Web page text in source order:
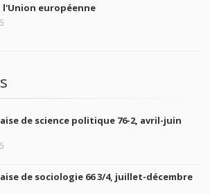
l'Union européenne
de science politique 76-2, avril-juin
de sociologie 66 3/4, juillet-décembre